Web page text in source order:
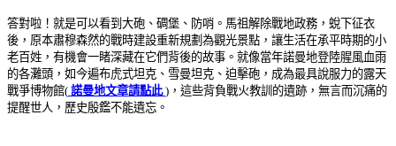
答對啦！就是可以看到大砲、碉堡、防哨。馬祖解除戰地政務，蛻下征衣
後，原本肅穆森然的戰時建設重新規劃為觀光景點，讓生活在承平時期的小
老百姓，有機會一睹深藏在它們背後的故事。就像當年諾曼地登陸腥風血雨
的各灘頭，如今遍布虎式坦克、雪曼坦克、迫擊砲，成為最具說服力的露天
戰爭博物館( 諾曼地文章請點此)，這些背負戰火教訓的遺跡，無言而沉痛的
提醒世人，歷史殷鑑不能遺忘。